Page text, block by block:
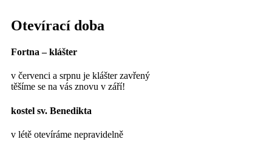
Otevírací doba
Fortna – klášter
v červenci a srpnu je klášter zavřený
těšíme se na vás znovu v září!
kostel sv. Benedikta
v létě otevíráme nepravidelně